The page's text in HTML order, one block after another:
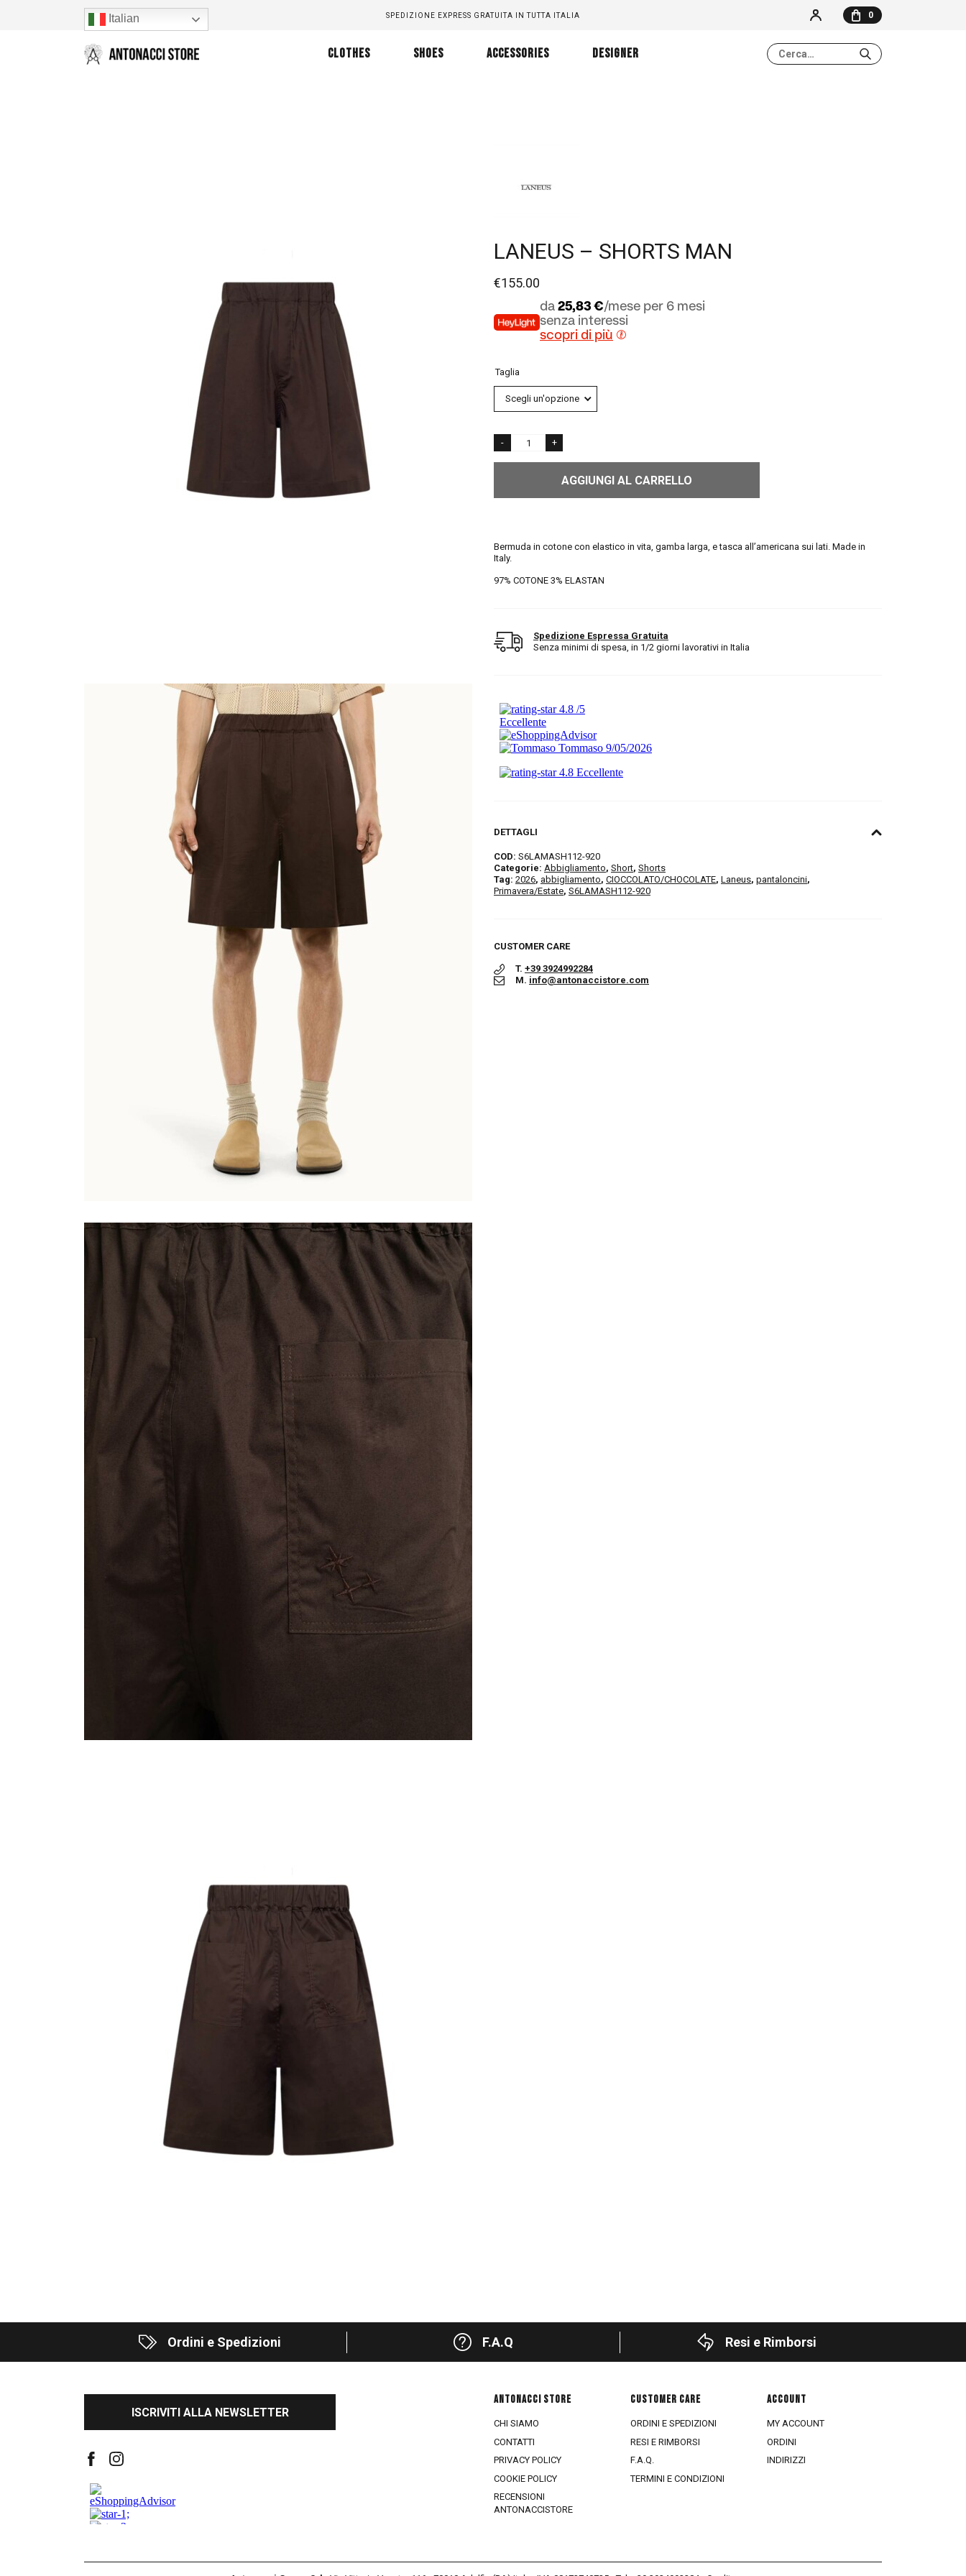
Italian SPEDIZIONE EXPRESS GRATUITA IN TUTTA ITALIA 0
NESSUN ELEMENTO NEL CARRELLO
CLOTHES SHOES ACCESSORIES DESIGNER
LANEUS – SHORTS MAN
€155.00
da 25,83 €/mese per 6 mesi
senza interessi
scopri di più
Taglia
AGGIUNGI AL CARRELLO
Bermuda in cotone con elastico in vita, gamba larga, e tasca all’americana sui lati. Made in
Italy.
97% COTONE 3% ELASTAN
Spedizione Espressa Gratuita
Senza minimi di spesa, in 1/2 giorni lavorativi in Italia
DETTAGLI
COD: S6LAMASH112-920
Categorie: Abbigliamento, Short, Shorts
Tag: 2026, abbigliamento, CIOCCOLATO/CHOCOLATE, Laneus, pantaloncini,
Primavera/Estate, S6LAMASH112-920
CUSTOMER CARE
T. +39 3924992284
M. info@antonaccistore.com
Ordini e Spedizioni F.A.Q Resi e Rimborsi
ISCRIVITI ALLA NEWSLETTER
ANTONACCI STORE
CHI SIAMO
CONTATTI
PRIVACY POLICY
COOKIE POLICY
RECENSIONI
ANTONACCISTORE
CUSTOMER CARE
ORDINI E SPEDIZIONI
RESI E RIMBORSI
F.A.Q.
TERMINI E CONDIZIONI
ACCOUNT
MY ACCOUNT
ORDINI
INDIRIZZI